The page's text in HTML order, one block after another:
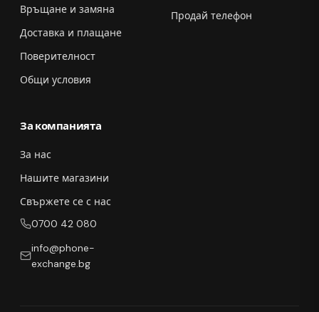
Връщане и замяна
Доставка и плащане
Поверителност
Общи условия
Продай телефон
За компанията
За нас
Нашите магазини
Свържете се с нас
0700 42 080
info@phone-
exchange.bg